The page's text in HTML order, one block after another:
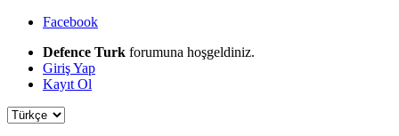
Facebook
Defence Turk forumuna hoşgeldiniz.
Giriş Yap
Kayıt Ol